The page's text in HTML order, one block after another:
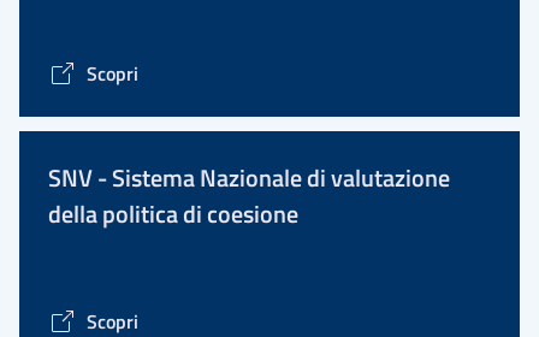
Scopri
SNV - Sistema Nazionale di valutazione
della politica di coesione
Scopri